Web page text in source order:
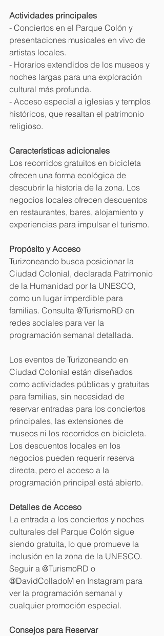
Actividades principales
- Conciertos en el Parque Colón y
presentaciones musicales en vivo de
artistas locales.
- Horarios extendidos de los museos y
noches largas para una exploración
cultural más profunda.
- Acceso especial a iglesias y templos
históricos, que resaltan el patrimonio
religioso.
Características adicionales
Los recorridos gratuitos en bicicleta
ofrecen una forma ecológica de
descubrir la historia de la zona. Los
negocios locales ofrecen descuentos
en restaurantes, bares, alojamiento y
experiencias para impulsar el turismo.
Propósito y Acceso
Turizoneando busca posicionar la
Ciudad Colonial, declarada Patrimonio
de la Humanidad por la UNESCO,
como un lugar imperdible para
familias. Consulta @TurismoRD en
redes sociales para ver la
programación semanal detallada.
Los eventos de Turizoneando en
Ciudad Colonial están diseñados
como actividades públicas y gratuitas
para familias, sin necesidad de
reservar entradas para los conciertos
principales, las extensiones de
museos ni los recorridos en bicicleta.
Los descuentos locales en los
negocios pueden requerir reserva
directa, pero el acceso a la
programación principal está abierto.
Detalles de Acceso
La entrada a los conciertos y noches
culturales del Parque Colón sigue
siendo gratuita, lo que promueve la
inclusión en la zona de la UNESCO.
Seguir a @TurismoRD o
@DavidColladoM en Instagram para
ver la programación semanal y
cualquier promoción especial.
Consejos para Reservar